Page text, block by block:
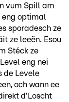
vum Spill am
eng optimal
sporadesch ze
ze leeën. Esou
Stéck ze
eng nei
de Levele
och wann ee
d'Loscht